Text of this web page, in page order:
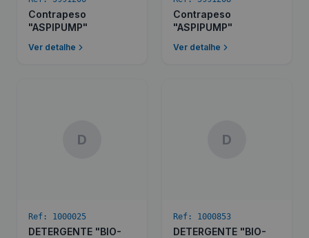
Contrapeso
"ASPIPUMP"
Ver detalhe
Contrapeso
"ASPIPUMP"
Ver detalhe
D
Ref: 1000025
DETERGENTE "BIO-
D
Ref: 1000853
DETERGENTE "BIO-